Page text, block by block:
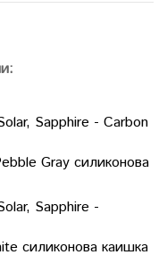
Sapphire - Carbon
Gray силиконова
Sapphire -
силиконова каишка